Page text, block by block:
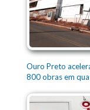
Ouro Preto
800 obras em